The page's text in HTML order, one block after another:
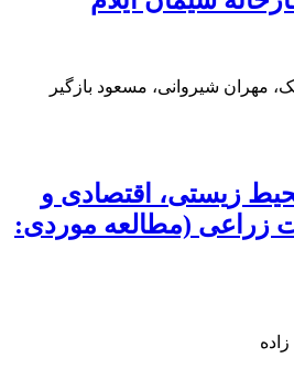
مهران شیروانی، مسعود بازگیر
زیستی، اقتصادی و
زراعی (مطالعه موردی: